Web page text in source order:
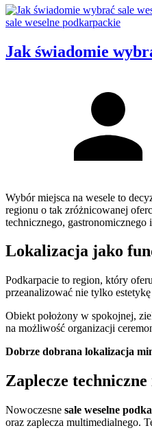
Categories:
sale weselne podkarpackie
Jak świadomie
Wybór miejsca na wesele to
regionu o tak zróżnicowanej
technicznego,
Lokalizacja jako
Podkarpacie to region, który
przeanalizować nie tylko
Obiekt położony w spokojnej,
na możliwość organizacji
Dobrze dobrana lokalizacja
Zaplecze
Nowoczesne sale weselne
oraz zaplecza multimedialnego.